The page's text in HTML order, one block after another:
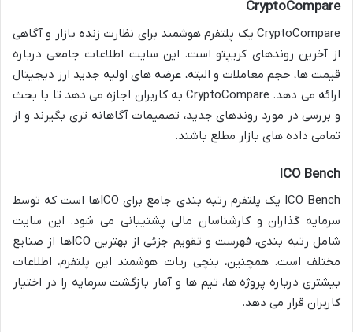
CryptoCompare
CryptoCompare یک پلتفرم هوشمند برای نظارت زنده بازار و آگاهی
از آخرین روندهای کریپتو است. این سایت اطلاعات جامعی درباره
قیمت ها، حجم معاملات و البته، عرضه های اولیه جدید ارز دیجیتال
ارائه می دهد. CryptoCompare به کاربران اجازه می دهد تا با بحث
و بررسی در مورد روندهای جدید، تصمیمات آگاهانه تری بگیرند و از
تمامی داده های بازار مطلع باشند.
ICO Bench
ICO Bench یک پلتفرم رتبه بندی جامع برای ICOها است که توسط
سرمایه گذاران و کارشناسان مالی پشتیبانی می شود. این سایت
شامل رتبه بندی، فهرست و تقویم جزئی از بهترین ICOها از صنایع
مختلف است. همچنین، بنچی ربات هوشمند این پلتفرم، اطلاعات
بیشتری درباره پروژه ها، تیم ها و آمار بازگشت سرمایه را در اختیار
کاربران قرار می دهد.